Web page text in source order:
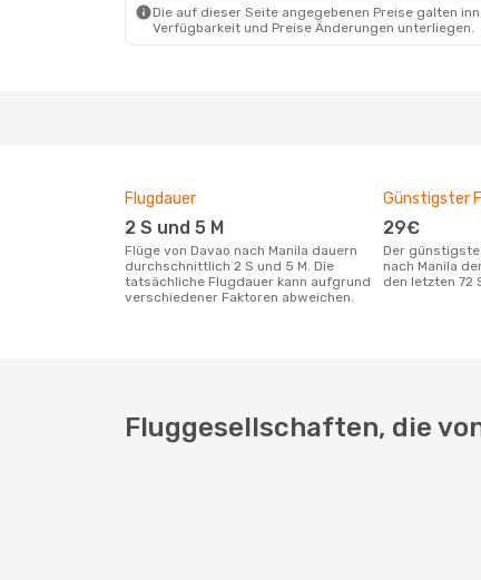
Die auf dieser Seite angegebenen Preise galten
Verfügbarkeit und Preise Änderungen unterliegen.
Flugdauer
2 S und 5 M
Flüge von Davao nach Manila dauern
durchschnittlich 2 S und 5 M. Die
tatsächliche Flugdauer kann aufgrund
verschiedener Faktoren abweichen.
Günstigster
29€
Der günstigste einfache Flug von Davao
nach Manila
den letzten 72
Fluggesellschaften, die